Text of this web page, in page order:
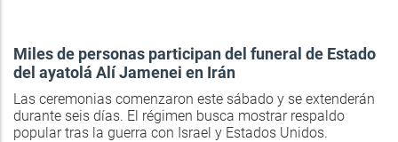
Miles de personas participan del funeral de Estado
del ayatolá Alí Jamenei en Irán
Las ceremonias comenzaron este sábado y se extenderán
durante seis días. El régimen busca mostrar respaldo
popular tras la guerra con Israel y Estados Unidos.